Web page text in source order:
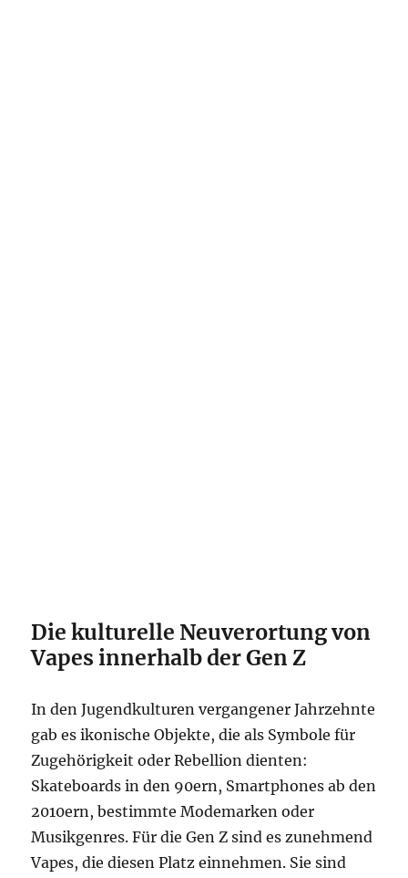
Die kulturelle Neuverortung von
Vapes innerhalb der Gen Z
In den Jugendkulturen vergangener Jahrzehnte
gab es ikonische Objekte, die als Symbole für
Zugehörigkeit oder Rebellion dienten:
Skateboards in den 90ern, Smartphones ab den
2010ern, bestimmte Modemarken oder
Musikgenres. Für die Gen Z sind es zunehmend
Vapes, die diesen Platz einnehmen. Sie sind